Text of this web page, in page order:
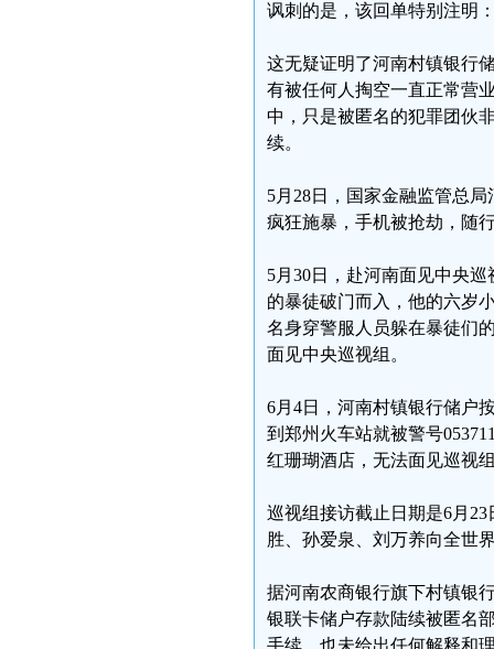
讽刺的是，该回单特别注明
这无疑证明了河南村镇银行
有被任何人掏空一直正常营
中，只是被匿名的犯罪团伙
续。
5月28日，国家金融监管总
疯狂施暴，手机被抢劫，随
5月30日，赴河南面见中央
的暴徒破门而入，他的六岁
名身穿警服人员躲在暴徒们
面见中央巡视组。
6月4日，河南村镇银行储户
到郑州火车站就被警号
红珊瑚酒店，无法面见巡视
巡视组接访截止日期是6月
胜、孙爱泉、刘万养向全世
据河南农商银行旗下村镇银
银联卡储户存款陆续被匿名
手续，也未给出任何解释和